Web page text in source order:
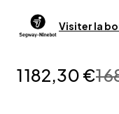
Visiter la
1 182,30 €1